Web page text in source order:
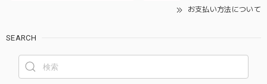
お支払い方法について
SEARCH